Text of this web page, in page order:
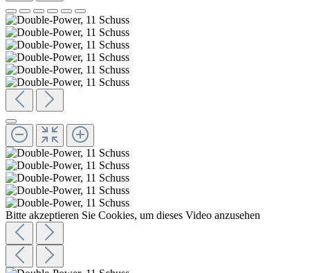
Bitte akzeptieren Sie Cookies, um dieses Video anzusehen